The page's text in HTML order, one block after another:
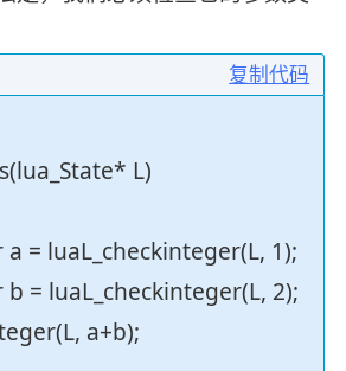
复制代码
L)
= luaL_checkinteger(L, 1);
= luaL_checkinteger(L, 2);
a+b);